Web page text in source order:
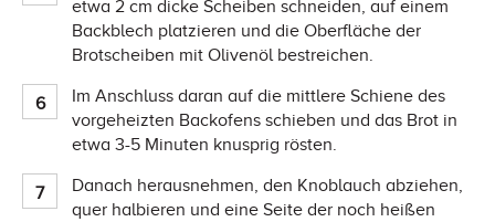
etwa 2 cm dicke Scheiben schneiden, auf einem
Backblech platzieren und die Oberfläche der
Brotscheiben mit Olivenöl bestreichen.
Im Anschluss daran auf die mittlere Schiene des
vorgeheizten Backofens schieben und das Brot in
etwa 3-5 Minuten knusprig rösten.
Danach herausnehmen, den Knoblauch abziehen,
quer halbieren und eine Seite der noch heißen